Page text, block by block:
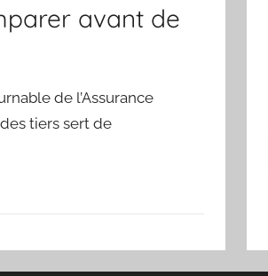
avant de
de l’Assurance
tiers sert de